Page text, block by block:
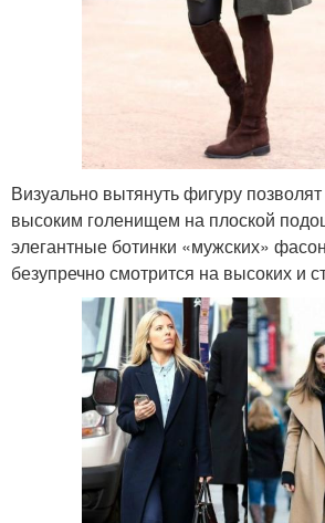
Визуально вытянуть фигуру
высоким голенищем на плоской
элегантные ботинки «мужских»
безупречно смотрится на высоких и